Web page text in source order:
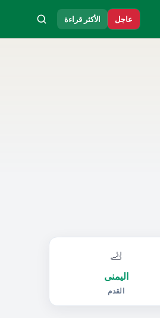
عاجل الأكثر قراءة
🦶
اليمنى
القدم